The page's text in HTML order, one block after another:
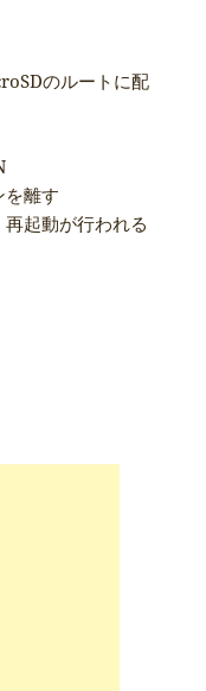
のルートに配
を離す
起動が行われる
ームを早速インストー